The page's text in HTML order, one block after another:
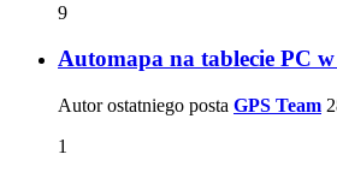
9
Automapa na tablecie PC
Autor ostatniego posta GPS Team
1